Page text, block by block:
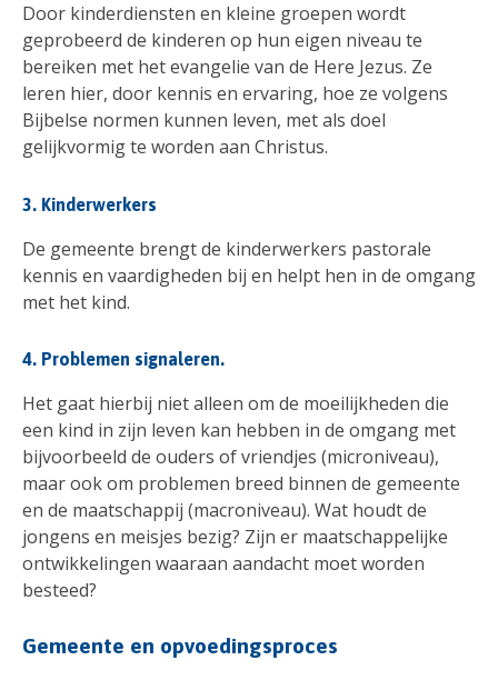
Door kinderdiensten en kleine groepen wordt
geprobeerd de kinderen op hun eigen niveau te
bereiken met het evangelie van de Here Jezus. Ze
leren hier, door kennis en ervaring, hoe ze volgens
Bijbelse normen kunnen leven, met als doel
gelijkvormig te worden aan Christus.
3. Kinderwerkers
De gemeente brengt de kinderwerkers pastorale
kennis en vaardigheden bij en helpt hen in de omgang
met het kind.
4. Problemen signaleren.
Het gaat hierbij niet alleen om de moeilijkheden die
een kind in zijn leven kan hebben in de omgang met
bijvoorbeeld de ouders of vriendjes (microniveau),
maar ook om problemen breed binnen de gemeente
en de maatschappij (macroniveau). Wat houdt de
jongens en meisjes bezig? Zijn er maatschappelijke
ontwikkelingen waaraan aandacht moet worden
besteed?
Gemeente en opvoedingsproces